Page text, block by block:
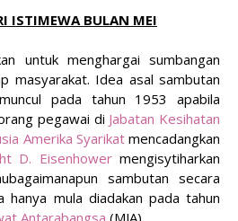
ISTIMEWA BULAN MEI
untuk menghargai sumbangan
masyarakat. Idea asal sambutan
pada tahun 1953 apabila
pegawai di Jabatan Kesihatan
Amerika Syarikatmencadangkan
D. Eisenhowermengisytiharkan
sambutan secara
hanya mula diadakan pada tahun
Antarabangsa (MJA).